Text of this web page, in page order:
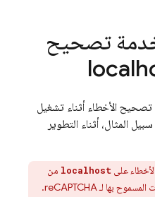
تصحيح
الأخطاء أثناء تشغيل
المثال، أثناء التطوير
على localhost من
إلى النطاقات المسموح بها لـ reCAPTCHA.